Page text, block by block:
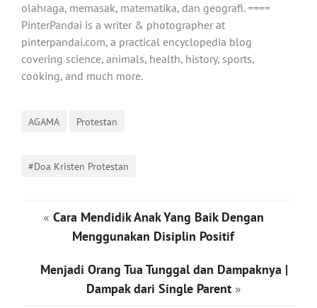
olahraga, memasak, matematika, dan geografi. ====
PinterPandai is a writer & photographer at
pinterpandai.com, a practical encyclopedia blog
covering science, animals, health, history, sports,
cooking, and much more.
AGAMA Protestan
#Doa Kristen Protestan
« Cara Mendidik Anak Yang Baik Dengan
Menggunakan Disiplin Positif
Menjadi Orang Tua Tunggal dan Dampaknya |
Dampak dari Single Parent »